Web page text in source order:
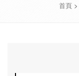
首頁>